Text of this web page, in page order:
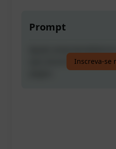
Prompt
que alcancem mais
Inscreva-se